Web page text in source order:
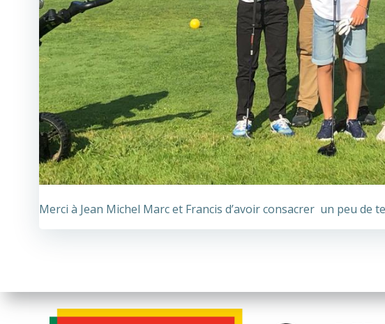
Merci à Jean Michel Marc et Francis d’avoir consacrer un peu de